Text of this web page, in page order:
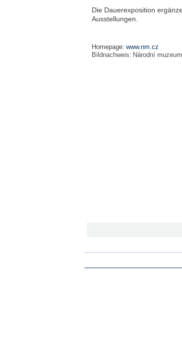
Die Dauerexposition
Ausstellungen.
Homepage: www.nm.cz
Bildnachweis: Národní muzeum